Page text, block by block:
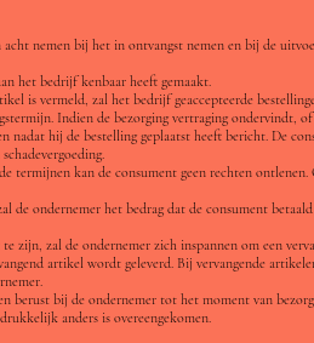
nemen bij het in ontvangst nemen en bij de
het bedrijf kenbaar heeft gemaakt.
is vermeld, zal het bedrijf geaccepteerde
Indien de bezorging vertraging ondervindt,
nadat hij de bestelling geplaatst heeft bericht. De
termijnen kan de consument geen rechten
ondernemer het bedrag dat de consument
zijn, zal de ondernemer zich inspannen om een
artikel wordt geleverd. Bij vervangende
berust bij de ondernemer tot het moment van
anders is overeengekomen.